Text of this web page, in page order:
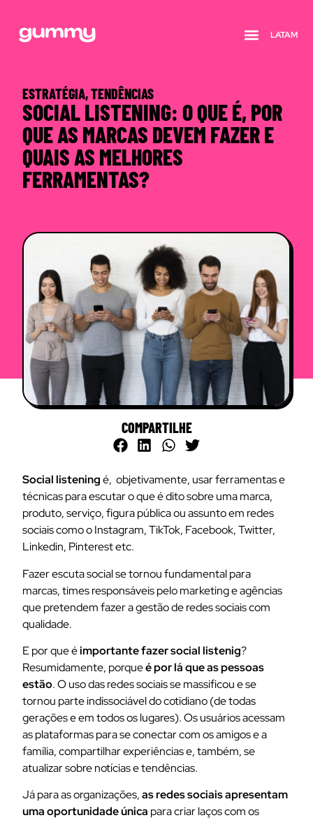
LATAM
ESTRATÉGIA,TENDÊNCIAS
SOCIAL LISTENING: O QUE É, POR
QUE AS MARCAS DEVEM FAZER E
QUAIS AS MELHORES
FERRAMENTAS?
COMPARTILHE
Social listeningé, objetivamente, usar ferramentas e
técnicas para escutar o que é dito sobre uma marca,
produto, serviço, figura pública ou assunto em redes
sociais como o Instagram, TikTok, Facebook, Twitter,
Linkedin, Pinterest etc.
Fazer escuta social se tornou fundamental para
marcas, times responsáveis pelo marketing e agências
que pretendem fazer a gestão de redes sociais com
qualidade.
E por que éimportante fazer social listenig?
Resumidamente, porqueé por lá que as pessoas
estão. O uso das redes sociais se massificou e se
tornou parte indissociável do cotidiano (de todas
gerações e em todos os lugares). Os usuários acessam
as plataformas para se conectar com os amigos e a
família, compartilhar experiências e, também, se
atualizar sobre notícias e tendências.
Já para as organizações,as redes sociais apresentam
uma oportunidade única para criar laços com os